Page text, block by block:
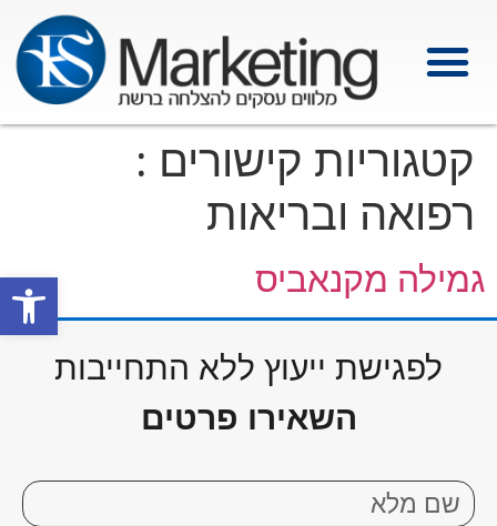
פתח
קטגוריות קישורים :
רפואה ובריאות
גמילה מקנאביס
לפגישת ייעוץ ללא התחייבות
השאירו פרטים